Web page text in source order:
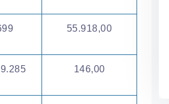
55.918,00
146,00